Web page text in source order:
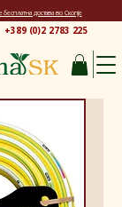
+389 (0)2 2783 225
достава во Скопје